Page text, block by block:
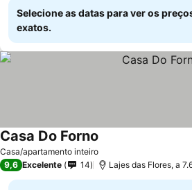
Selecione as datas para ver os
exatos.
Casa/apartamento inteiro
Casa Do Forno
9,6 Excelente 14 Lajes das Flores, a